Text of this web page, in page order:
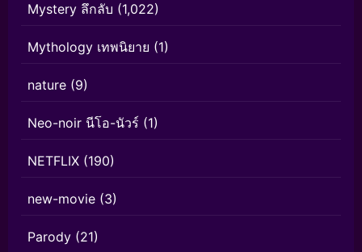
Mystery ลึกลับ (1,022)
Mythology เทพนิยาย (1)
nature (9)
Neo-noir นีโอ-นัวร์ (1)
NETFLIX (190)
new-movie (3)
Parody (21)